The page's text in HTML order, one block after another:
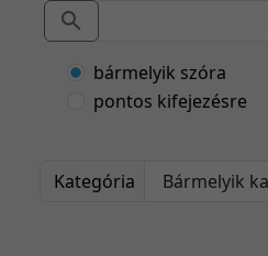
bármelyik szóra
pontos kifejezésre
Kategória